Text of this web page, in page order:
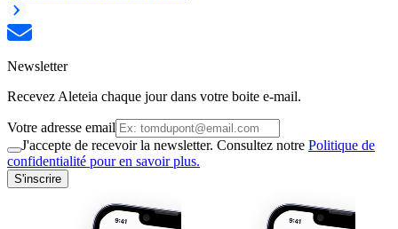
Newsletter
Recevez Aleteia chaque jour dans votre boite e-mail.
Votre adresse email
J'accepte de recevoir la newsletter. Consultez notre Politique de
confidentialité pour en savoir plus.
S'inscrire